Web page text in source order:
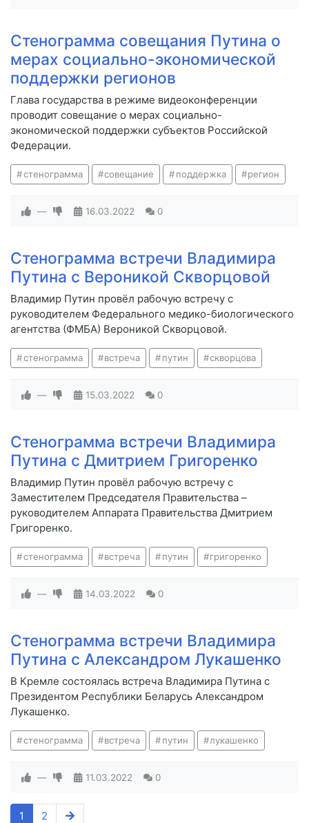
Стенограмма совещания Путина о
мерах социально-экономической
поддержки регионов
Глава государства в режиме видеоконференции
проводит совещание о мерах социально-
экономической поддержки субъектов Российской
Федерации.
стенограмма совещание поддержка регион
— 16.03.2022 0
Стенограмма встречи Владимира
Путина с Вероникой Скворцовой
Владимир Путин провёл рабочую встречу с
руководителем Федерального медико-биологического
агентства (ФМБА) Вероникой Скворцовой.
стенограмма встреча путин скворцова
— 15.03.2022 0
Стенограмма встречи Владимира
Путина с Дмитрием Григоренко
Владимир Путин провёл рабочую встречу с
Заместителем Председателя Правительства –
руководителем Аппарата Правительства Дмитрием
Григоренко.
стенограмма встреча путин григоренко
— 14.03.2022 0
Стенограмма встречи Владимира
Путина с Александром Лукашенко
В Кремле состоялась встреча Владимира Путина с
Президентом Республики Беларусь Александром
Лукашенко.
стенограмма встреча путин лукашенко
— 11.03.2022 0
1 2